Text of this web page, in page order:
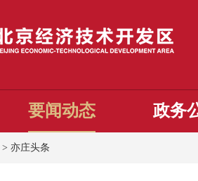
要闻动态 政务
> 亦庄头条